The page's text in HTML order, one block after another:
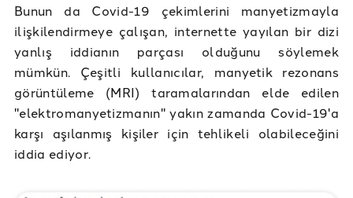
Bunun da Covid-19 çekimlerini manyetizmayla
ilişkilendirmeye çalışan, internette yayılan bir dizi
yanlış iddianın parçası olduğunu söylemek
mümkün. Çeşitli kullanıcılar, manyetik rezonans
görüntüleme (MRI) taramalarından elde edilen
"elektromanyetizmanın" yakın zamanda Covid-19'a
karşı aşılanmış kişiler için tehlikeli olabileceğini
iddia ediyor.